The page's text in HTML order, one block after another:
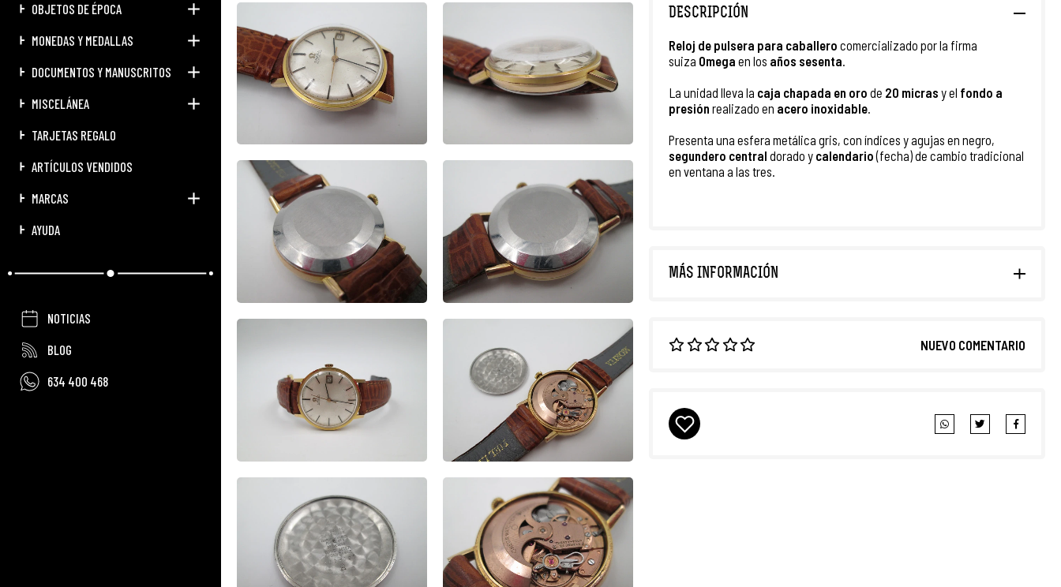
OBJETOS DE ÉPOCA
MONEDAS Y MEDALLAS
DOCUMENTOS Y MANUSCRITOS
MISCELÁNEA
TARJETAS REGALO
ARTÍCULOS VENDIDOS
MARCAS
AYUDA
NOTICIAS
BLOG
634 400 468
DESCRIPCIÓN
Reloj de pulsera para caballero comercializado por la firma
suiza Omega en los años sesenta.
La unidad lleva la caja chapada en oro de 20 micras y el fondo a
presión realizado en acero inoxidable.
Presenta una esfera metálica gris, con índices y agujas en negro,
segundero central dorado y calendario(fecha) de cambio tradicional
en ventana a las tres.
MÁS INFORMACIÓN
NUEVO COMENTARIO